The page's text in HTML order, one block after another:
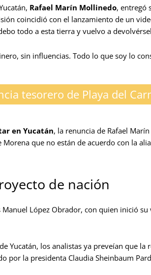
Rafael Marín Mollinedo, entregó
coincidió con el lanzamiento de un
todo a esta tierra y vuelvo a
sin influencias. Todo lo que soy lo
tesorero de Playa del
en Yucatán, la renuncia de Rafael Marín
que no están de acuerdo con la
de nación
López Obrador, con quien inició
Yucatán, los analistas ya preveían que la
por la presidenta Claudia Sheinbaum